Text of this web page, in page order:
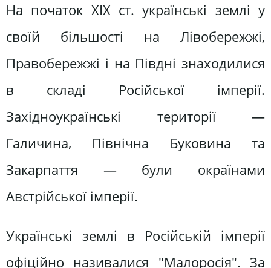
На початок XIX ст. українські землі у
своїй більшості на Лівобережжі,
Правобережжі і на Півдні знаходилися
в складі Російської імперії.
Західноукраїнські території —
Галичина, Північна Буковина та
Закарпаття — були окраїнами
Австрійської імперії.
Українські землі в Російській імперії
офіційно називалися "Малоросія". За